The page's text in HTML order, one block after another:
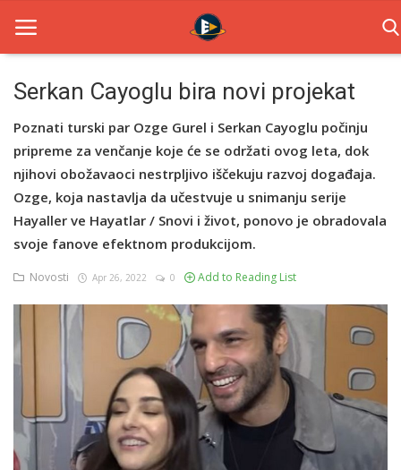
Home
Novosti
TV Serije
Filmovi
Glumci
Contact
English
Serkan Cayoglu bira novi projekat
Poznati turski par Ozge Gurel i Serkan Cayoglu počinju
pripreme za venčanje koje će se održati ovog leta, dok
njihovi obožavaoci nestrpljivo iščekuju razvoj događaja.
Ozge, koja nastavlja da učestvuje u snimanju serije
Hayaller ve Hayatlar / Snovi i život, ponovo je obradovala
svoje fanove efektnom produkcijom.
Novosti Apr 26, 2022 0 Add to Reading List